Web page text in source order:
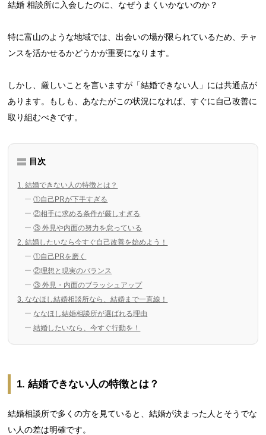
結婚 相談所に入会したのに、なぜうまくいかないのか？
特に富山のような地域では、出会いの場が限られているため、チャ
ンスを活かせるかどうかが重要になります。
しかし、厳しいことを言いますが「結婚できない人」には共通点が
あります。もしも、あなたがこの状況になれば、すぐに自己改善に
取り組むべきです。
目次
1. 結婚できない人の特徴とは？
①自己PRが下手すぎる
②相手に求める条件が厳しすぎる
③ 外見や内面の努力を怠っている
2. 結婚したいなら今すぐ自己改善を始めよう！
①自己PRを磨く
②理想と現実のバランス
③ 外見・内面のブラッシュアップ
3. ななほし結婚相談所なら、結婚まで一直線！
ななほし結婚相談所が選ばれる理由
結婚したいなら、今すぐ行動を！
1. 結婚できない人の特徴とは？
結婚相談所で多くの方を見ていると、結婚が決まった人とそうでな
い人の差は明確です。